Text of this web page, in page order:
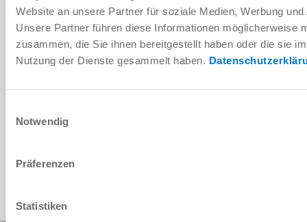
Website an unsere Partner für soziale Medien, Werbung
Unsere Partner führen diese Informationen möglicherweise
zusammen, die Sie ihnen bereitgestellt haben oder die sie
Nutzung der Dienste gesammelt haben.
Notwendig
Präferenzen
Statistiken
Datos técnicos